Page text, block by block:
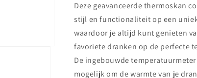
Deze geavanceerde thermoskan
stijl en functionaliteit op een
waardoor je altijd kunt genieten
favoriete dranken op de perfecte
De ingebouwde
mogelijk om de warmte van je